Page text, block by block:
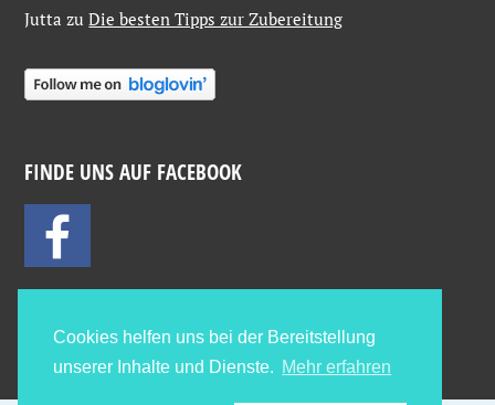
Cookies helfen uns bei der Bereitstellung
unserer Inhalte und Dienste. Mehr erfahren
Jutta zuDie besten Tipps zur Zubereitung
FINDE UNS AUF FACEBOOK